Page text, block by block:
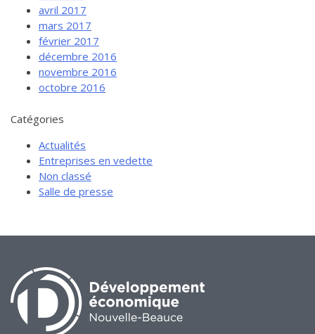
avril 2017
mars 2017
février 2017
décembre 2016
novembre 2016
octobre 2016
Catégories
Actualités
Entreprises en vedette
Non classé
Salle de presse